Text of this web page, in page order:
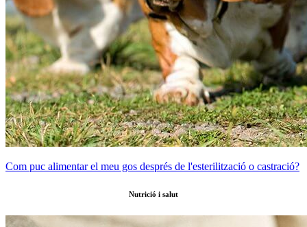
Com puc alimentar el meu gos després de l'esterilització o castració?
Nutrició i salut